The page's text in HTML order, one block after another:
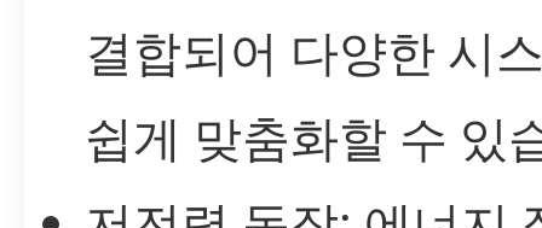
결합되어 다양한 시
쉽게 맞춤화할 수 있